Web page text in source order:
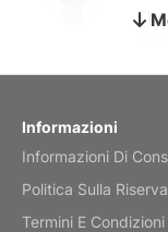
by charles
Informazioni
Informazioni Di
Politica Sulla
Termini E Condizioni